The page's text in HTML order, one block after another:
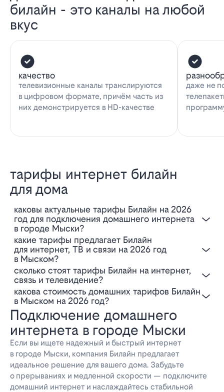
билайн - это каналы на любой
вкус
качество
телевизионные каналы транслируются
в цифровом формате, причём часть из
них демонстрируется в HD-качестве
даже не
тарифы интернет билайн
для дома
Каковы актуальные тарифы Билайн на 2026
год для подключения домашнего интернета
в городе Мыски?
Какие тарифы предлагает Билайн
для интернет, ТВ и связи на 2026 год
в Мыском?
Сколько стоят тарифы Билайн на интернет,
связь и телевидение?
Какова стоимость домашних тарифов Билайн
в Мыском на 2026 год?
Подключение домашнего
интернета в городе Мыски
Если вы ищете надежный и быстрый интернет
в городе Мыски, компания Билайн предлагает
идеальное решение для вашего дома. Забудьте
о прерываниях и медленной скорости — подключите
домашний интернет и наслаждайтесь стабильной